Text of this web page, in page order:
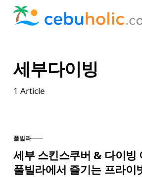
Skip to content
세부다이빙
1 Article
CATEGORY
풀빌라
세부 스킨스쿠버 & 다이빙
풀빌라에서 즐기는 프라이